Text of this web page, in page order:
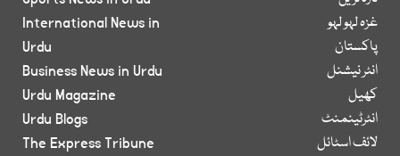
غزہ لہو لہو
پاکستان
انٹر نیشنل
کھیل
انٹرٹینمنٹ
لائف اسٹائل
International News in
Urdu
Business News in Urdu
Urdu Magazine
Urdu Blogs
The Express Tribune